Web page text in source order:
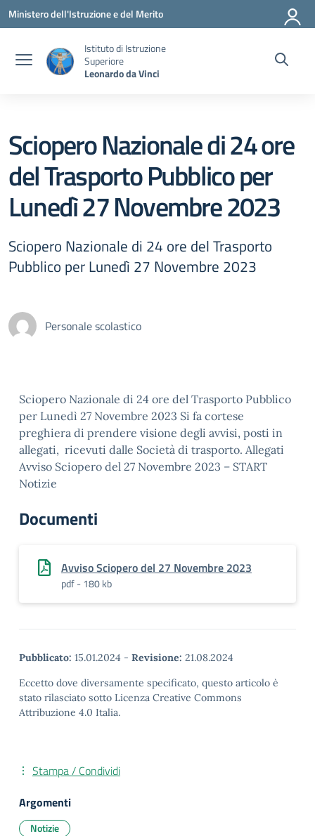
Vai ai contenuti
Vai al menu di navigazione
Vai al footer
Ministero dell'Istruzione e del Merito
Istituto di Istruzione
Superiore
Leonardo da Vinci
Sciopero Nazionale di 24 ore
del Trasporto Pubblico per
Lunedì 27 Novembre 2023
Sciopero Nazionale di 24 ore del Trasporto
Pubblico per Lunedì 27 Novembre 2023
Personale scolastico
Sciopero Nazionale di 24 ore del Trasporto Pubblico
per Lunedì 27 Novembre 2023 Si fa cortese
preghiera di prendere visione degli avvisi, posti in
allegati, ricevuti dalle Società di trasporto. Allegati
Avviso Sciopero del 27 Novembre 2023 – START
Notizie
Documenti
Avviso Sciopero del 27 Novembre 2023
pdf - 180 kb
Pubblicato: 15.01.2024 - Revisione: 21.08.2024
Eccetto dove diversamente specificato, questo articolo è
stato rilasciato sotto Licenza Creative Commons
Attribuzione 4.0 Italia.
Stampa / Condividi
Argomenti
Notizie